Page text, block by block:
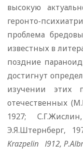
высокую
геронто-
проблема
известных в
поздние
достигнут
изучении этих
отечественных
1927;
Э.Я.Штерн­берг,
Krazpelin l912, P.